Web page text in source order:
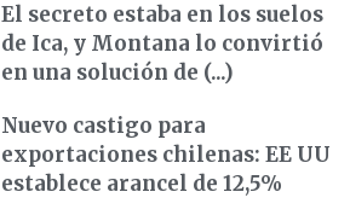
El secreto estaba en los suelos
de Ica, y Montana lo convirtió
en una solución de (...)
Nuevo castigo para
exportaciones chilenas: EE UU
establece arancel de 12,5%